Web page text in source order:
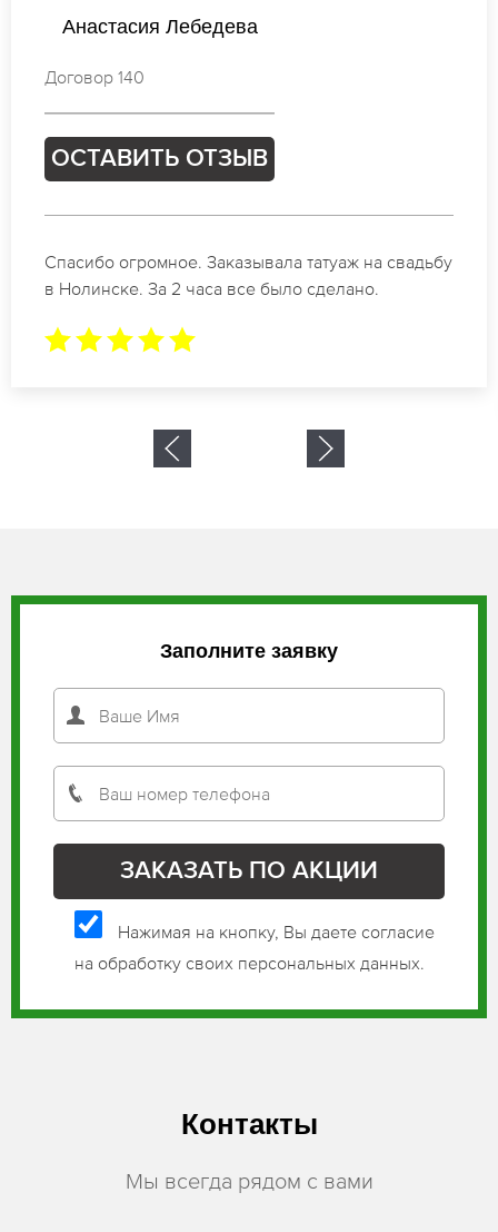
Виктория Соколова
Договор 625
ОСТАВИТЬ ОТЗЫВ
Отличные специалисты своего дела по
коррекции бровей в Нолинске. Замечательный
Заполните заявку
Нажимая на кнопку, Вы даете согласие
на обработку своих персональных данных.
Контакты
Мы всегда рядом с вами